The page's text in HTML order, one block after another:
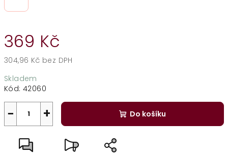
369 Kč
304,96 Kč bez DPH
cena:
Skladem
Kód: 42060
+
− Do košíku